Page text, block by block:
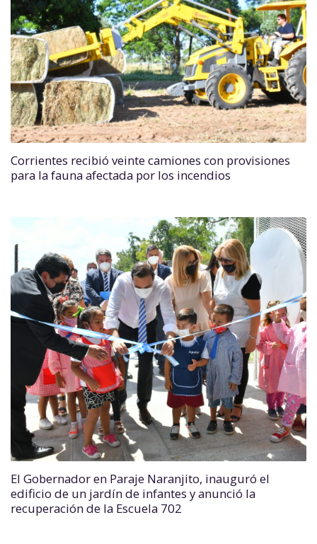
Corrientes recibió veinte camiones con provisiones
para la fauna afectada por los incendios
El Gobernador en Paraje Naranjito, inauguró el
edificio de un jardín de infantes y anunció la
recuperación de la Escuela 702